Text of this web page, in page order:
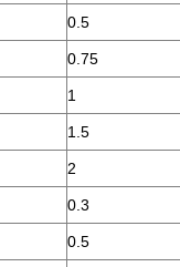
0.5
0.75
1
1.5
2
0.3
0.5